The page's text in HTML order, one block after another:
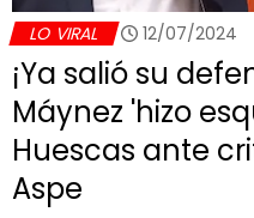
LO VIRAL 12/07/2024
¡Ya salió su
Máynez 'hizo
Huescas ante
Aspe